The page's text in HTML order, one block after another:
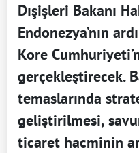
Dışişleri Bakanı
Endonezya’nın
Kore
gerçekleştirecek.
temaslarında
geliştirilmesi,
ticaret hacminin